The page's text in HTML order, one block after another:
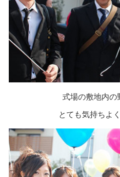
式場の敷地内の
とても気持ちよ